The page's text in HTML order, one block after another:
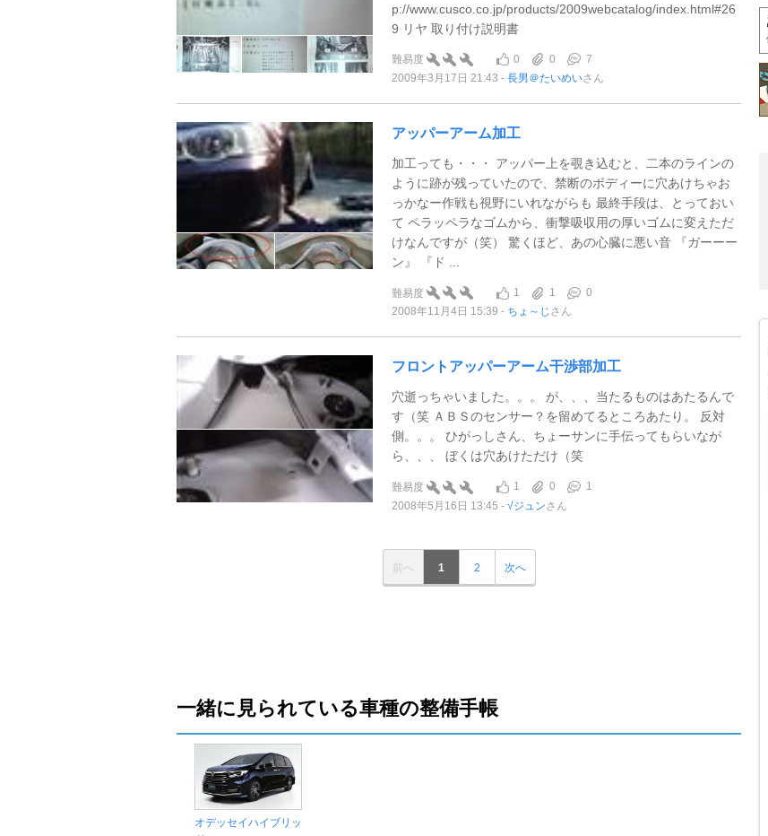
p://www.cusco.co.jp/products/2009webcatalog/index.html#26
9 リヤ 取り付け説明書
難易度 0 0
7
2009年3月17日 21:43
長男＠たいめいさん
アッパーアーム加工
加工っても・・・ アッパー上を覗き込むと、二本のラインの
ように跡が残っていたので、禁断のボディーに穴あけちゃお
っかなー作戦も視野にいれながらも 最終手段は、とっておい
て ペラッペラなゴムから、衝撃吸収用の厚いゴムに変えただ
けなんですが（笑） 驚くほど、あの心臓に悪い音 『ガーーー
ン』 『ド ...
難易度 1 1
0
2008年11月4日 15:39
ちょ～じ さん
フロントアッパーアーム干渉部加工
穴逝っちゃいました。。。 が、、、当たるものはあたるんで
す（笑 ＡＢＳのセンサー？を留めてるところあたり。 反対
側。。。 ひがっしさん、ちょーサンに手伝ってもらいなが
ら、、、 ぼくは穴あけただけ（笑
難易度 1 0
1
2008年5月16日 13:45
√ジュンさん
前へ 1 2 次へ
一緒に見られている車種の整備手帳
オデッセイハイブリッ